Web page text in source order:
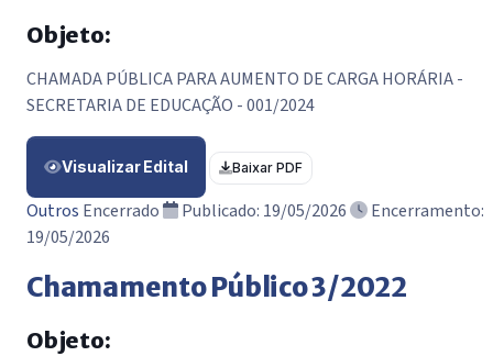
Objeto:
CHAMADA PÚBLICA PARA AUMENTO DE CARGA HORÁRIA -
SECRETARIA DE EDUCAÇÃO - 001/2024
Visualizar Edital Baixar PDF
Outros Encerrado Publicado: 19/05/2026
Encerramento:
19/05/2026
Chamamento Público 3/2022
Objeto: